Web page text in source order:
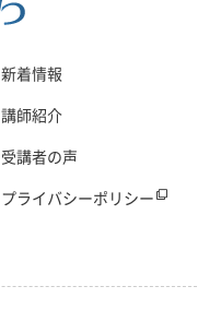
新着情報
講師紹介
受講者の声
プライバシーポリシー